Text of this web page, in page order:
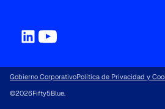
Gobierno CorporativoPolítica de Privacidad y
©2026Fifty5Blue.